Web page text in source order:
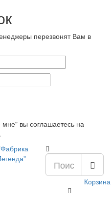
перезвонят Вам в
вы соглашаетесь на
Корзина